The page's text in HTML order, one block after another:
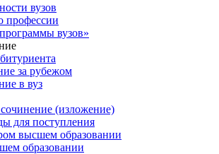
вузов
профессии
вузов»
за рубежом
в вуз
(изложение)
для поступления
высшем образовании
образовании